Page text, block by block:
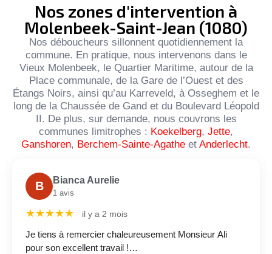
Nos zones d'intervention à
Molenbeek-Saint-Jean (1080)
Nos déboucheurs sillonnent quotidiennement la
commune. En pratique, nous intervenons dans le
Vieux Molenbeek, le Quartier Maritime, autour de la
Place communale, de la Gare de l’Ouest et des
Étangs Noirs, ainsi qu’au Karreveld, à Osseghem et le
long de la Chaussée de Gand et du Boulevard Léopold
II. De plus, sur demande, nous couvrons les
communes limitrophes : Koekelberg, Jette,
Ganshoren, Berchem-Sainte-Agathe et Anderlecht.
B Bianca Aurelie
1 avis
★★★★★ il y a 2 mois
Je tiens à remercier chaleureusement Monsieur Ali
pour son excellent travail !